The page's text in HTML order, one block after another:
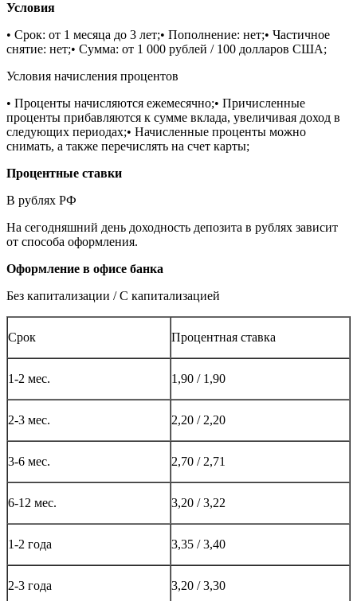
Условия
• Срок: от 1 месяца до 3 лет;• Пополнение: нет;• Частичное
снятие: нет;• Сумма: от 1 000 рублей / 100 долларов США;
Условия начисления процентов
• Проценты начисляются ежемесячно;• Причисленные
проценты прибавляются к сумме вклада, увеличивая доход в
следующих периодах;• Начисленные проценты можно
снимать, а также перечислять на счет карты;
Процентные ставки
В рублях РФ
На сегодняшний день доходность депозита в рублях зависит
от способа оформления.
Оформление в офисе банка
Без капитализации / С капитализацией
Срок Процентная ставка
1-2 мес. 1,90 / 1,90
2-3 мес. 2,20 / 2,20
3-6 мес. 2,70 / 2,71
6-12 мес. 3,20 / 3,22
1-2 года 3,35 / 3,40
2-3 года 3,20 / 3,30